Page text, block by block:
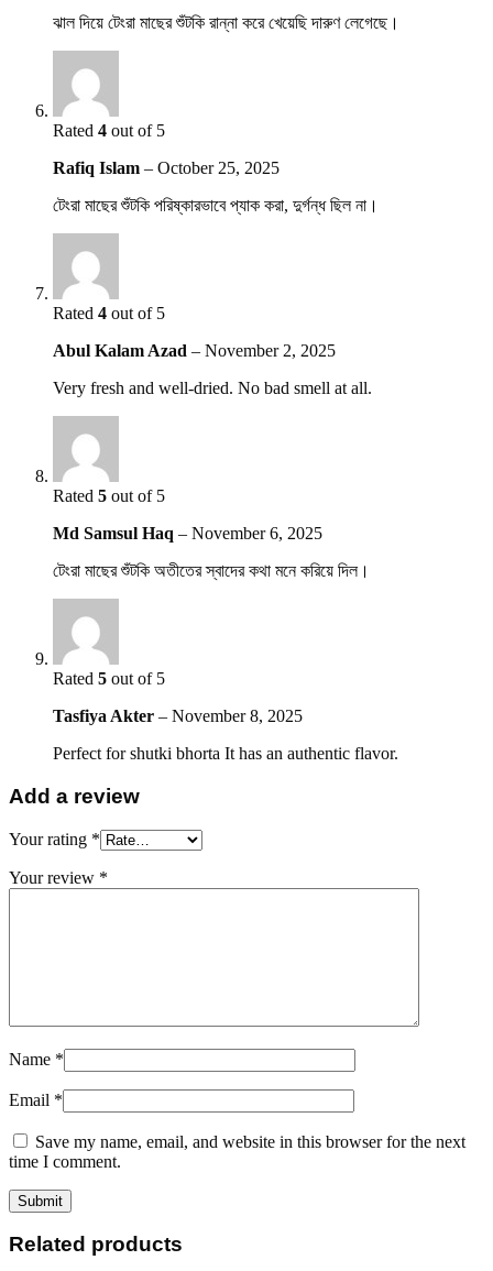
ঝাল দিয়ে টেংরা মাছের শুঁটকি রান্না করে খেয়েছি দারুণ লেগেছে।
Rated 4 out of 5
Rafiq Islam – October 25, 2025
টেংরা মাছের শুঁটকি পরিষ্কারভাবে প্যাক করা, দুর্গন্ধ ছিল না।
Rated 4 out of 5
Abul Kalam Azad – November 2, 2025
Very fresh and well-dried. No bad smell at all.
Rated 5 out of 5
Md Samsul Haq – November 6, 2025
টেংরা মাছের শুঁটকি অতীতের স্বাদের কথা মনে করিয়ে দিল।
Rated 5 out of 5
Tasfiya Akter – November 8, 2025
Perfect for shutki bhorta It has an authentic flavor.
Add a review
Your rating *
Your review *
Name *
Email *
Save my name, email, and website in this browser for the next
time I comment.
Related products